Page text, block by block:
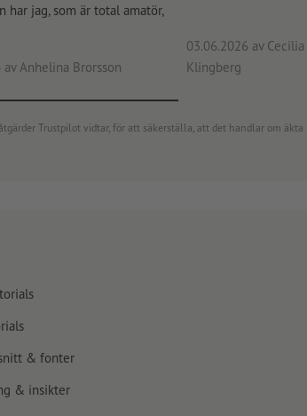
har jag, som är total amatör,
av Anhelina Brorsson
03.06.2026 av
Klingberg
Trustpilot vidtar, för att säkerställa, att det handlar om äkta
& fonter
& insikter